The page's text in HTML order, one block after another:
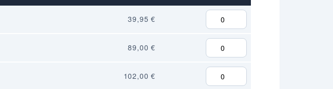
39,95 €
89,00 €
102,00 €